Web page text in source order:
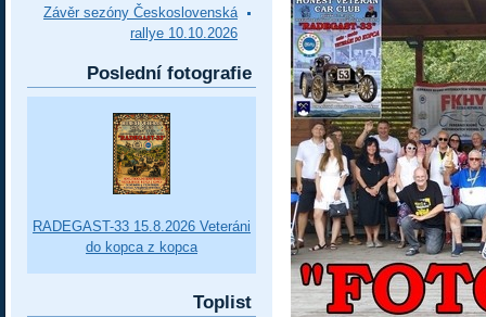
Závěr sezóny Československá
rallye 10.10.2026
Poslední fotografie
RADEGAST-33 15.8.2026 Veteráni
do kopca z kopca
Toplist